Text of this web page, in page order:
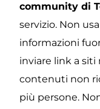
community di
servizio. Non
informazioni
inviare link a siti
contenuti non
più persone.